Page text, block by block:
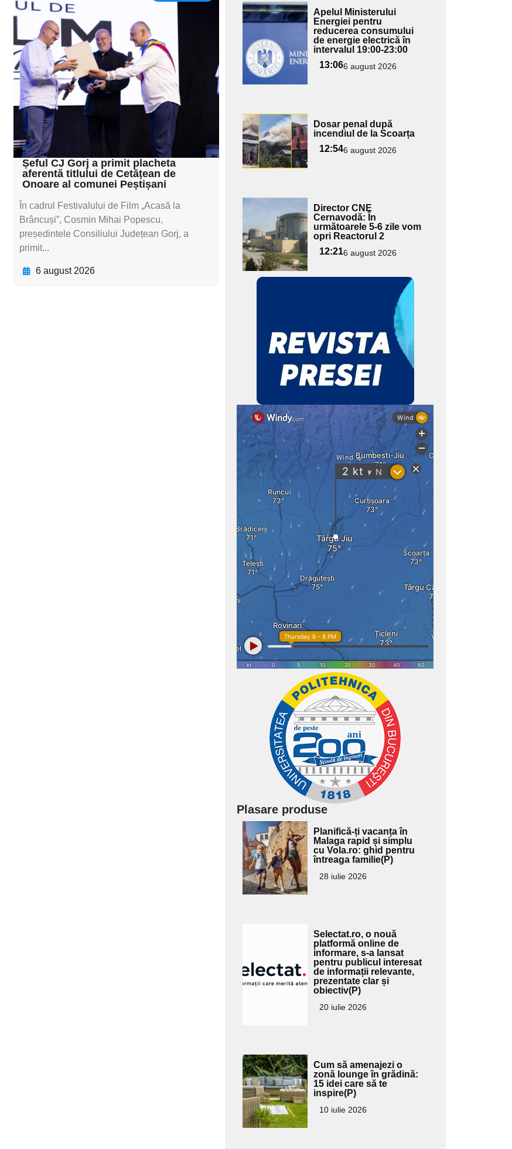
Adaugă aici textul
pentru
subtitluAdaugă aici
textul pentru
subtitluAdaugă aici
textul pentru
subtitluAdaugă aici
textul pentru subti
Șeful CJ Gorj a primit placheta
aferentă titlului de Cetățean de
Onoare al comunei Peștișani
În cadrul Festivalului de Film „Acasă la
Brâncuși”, Cosmin Mihai Popescu,
președintele Consiliului Județean Gorj, a
primit...
6 august 2026
Adaugă
aici textul
pentru
subtitlu
Apelul Ministerului
Energiei pentru
reducerea consumului
de energie electrică în
intervalul 19:00-23:00
13:066 august 2026
Adaugă
aici textul
pentru
subtitlu
Dosar penal după
incendiul de la Scoarța
12:546 august 2026
Adaugă
aici textul
pentru
subtitlu
Director CNE
Cernavodă: În
următoarele 5-6 zile vom
opri Reactorul 2
12:216 august 2026
Plasare produse
Adaugă
aici textul
pentru
subtitlu
Planifică-ți vacanța în
Malaga rapid și simplu
cu Vola.ro: ghid pentru
întreaga familie(P)
28 iulie 2026
subtitlu
Selectat.ro, o nouă
platformă online de
informare, s-a lansat
pentru publicul interesat
de informații relevante,
prezentate clar și
obiectiv(P)
20 iulie 2026
Adaugă
aici textul
pentru
subtitlu
Cum să amenajezi o
zonă lounge în grădină:
15 idei care să te
inspire(P)
10 iulie 2026